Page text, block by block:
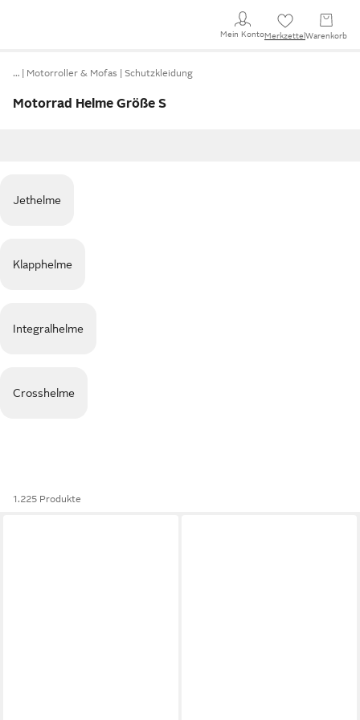
Mein KontoMerkzettel Warenkorb
… Motorroller & Mofas Schutzkleidung
Motorrad Helme Größe S
Jethelme
Klapphelme
Integralhelme
Crosshelme
1.225 Produkte